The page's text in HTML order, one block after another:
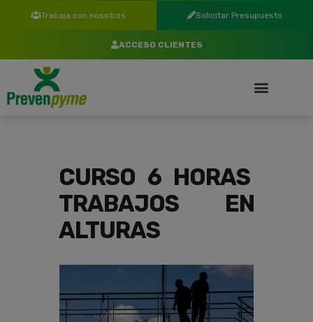
Trabaja con nosotros Solicitar Presupuesto
ACCESO CLIENTES
CURSO 6 HORAS
TRABAJOS EN
ALTURAS